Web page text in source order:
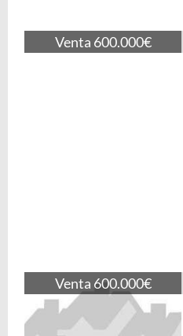
Venta 600.000€
Venta 600.000€